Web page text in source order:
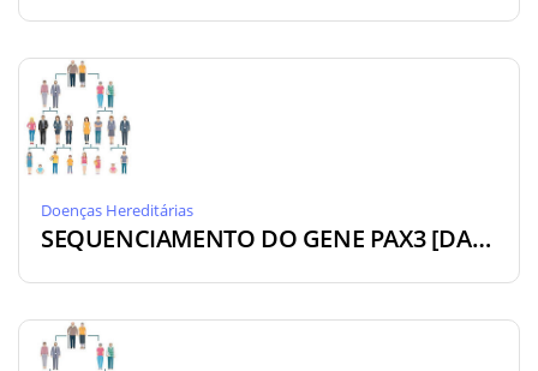
Doenças Hereditárias
SEQUENCIAMENTO DO GENE PAX3 [DA-PAX]